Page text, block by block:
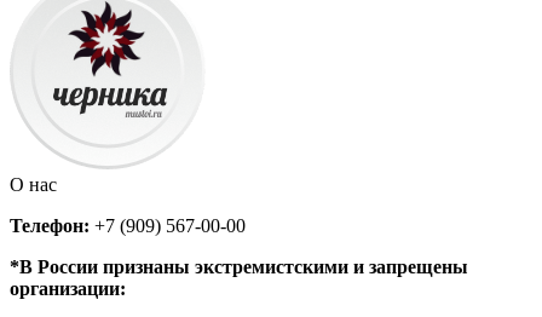
О нас
Телефон: +7 (909) 567-00-00
*В России признаны экстремистскими и запрещены
организации: